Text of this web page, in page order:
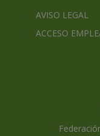
AVISO LEGAL
ACCESO